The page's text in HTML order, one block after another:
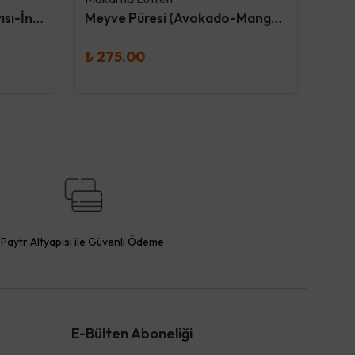
Meyve Püresi (Armut-Kayısı-İncir) 130Gr - Makarna Lütfen Meyve Püresi (Avokado-Mango-Elma) 130Gr - Makarna Lütfen
₺ 275.00
Paytr Altyapısı ile Güvenli Ödeme
E-Bülten Aboneliği